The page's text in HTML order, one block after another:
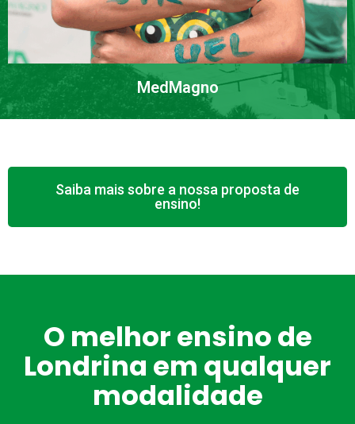
MedMagno
Saiba mais sobre a nossa proposta de
ensino!
O melhor ensino de
Londrina em qualquer
modalidade